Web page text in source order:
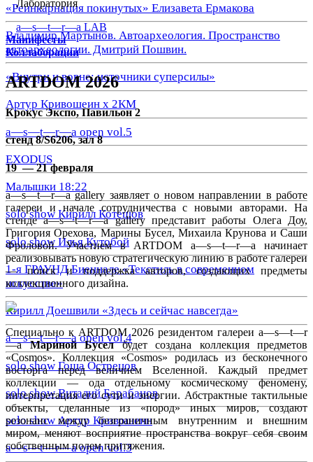
«Реинкарнация покинутых» Елизавета Ермакова
Владимир Мартынов. Автоархеология. Пространство
автоархеологии. Дмитрий Пошвин.
«Внутри и вовне: источники суперсилы»
Артур Кривошеин х 2КМ
a—s—t—r—a open vol.5
EXODUS
Малышки 18:22
solo show Кирилл Котешов
solo show Илья Кутобой
1-я ГРАУНД Биеннале «Текстиль в современном
искусстве»
Кирилл Доешвили «Здесь и сейчас навсегда»
a—s—t—r—a open vol.4
solo show Гоша Острецов
solo show Виталий Барабанов
solo show Артур Кривошеин
a—s—t—r—a open vol.3
Лаборатория
a—s—t—r—a LAB
Манифесты
Коллаборации
ARTDOM 2026
Крокус Экспо, Павильон 2
стенд 8/S6206, зал 8
19 — 21 февраля
a—s—t—r—a gallery заявляет о новом направлении в работе
галереи и начале сотрудничества с новыми авторами. На
стенде a—s—t—r—a gallery представит работы Олега Доу,
Григория Орехова, Марины Бусел, Михаила Крунова и Саши
Фроловой. Участием в ARTDOM a—s—t—r—a начинает
реализовывать новую стратегическую линию в работе галереи
— поиск и поддержка авторов, создающих предметы
коллекционного дизайна.
Специально к ARTDOM 2026 резидентом галереи a—s—t—r
—aМариной Буселбудет создана коллекция предметов
«Cosmos». Коллекция «Cosmos» родилась из бесконечного
восторга перед величием Вселенной. Каждый предмет
коллекции — ода отдельному космическому феномену,
интерпретация его сути и энергии. Абстрактные тактильные
объекты, сделанные из «пород» иных миров, создают
резонанс между безграничным внутренним и внешним
миром, меняют восприятие пространства вокруг себя своим
собственным полем притяжения.